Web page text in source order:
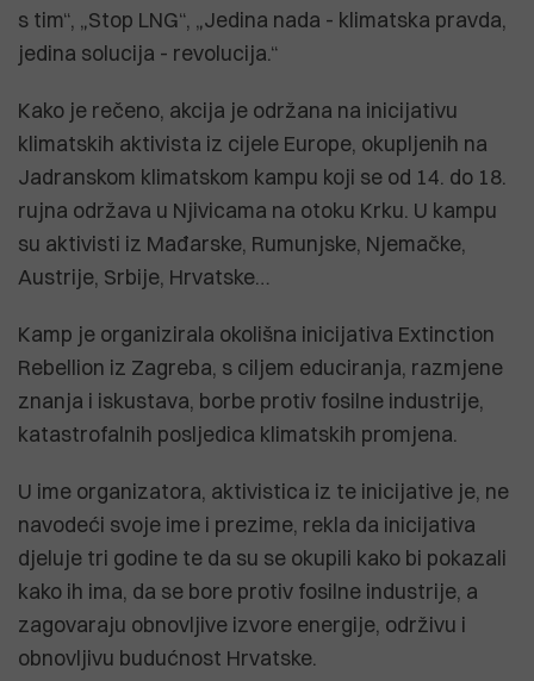
s tim“, „Stop LNG“, „Jedina nada - klimatska pravda,
jedina solucija - revolucija.“
Kako je rečeno, akcija je održana na inicijativu
klimatskih aktivista iz cijele Europe, okupljenih na
Jadranskom klimatskom kampu koji se od 14. do 18.
rujna održava u Njivicama na otoku Krku. U kampu
su aktivisti iz Mađarske, Rumunjske, Njemačke,
Austrije, Srbije, Hrvatske…
Kamp je organizirala okolišna inicijativa Extinction
Rebellion iz Zagreba, s ciljem educiranja, razmjene
znanja i iskustava, borbe protiv fosilne industrije,
katastrofalnih posljedica klimatskih promjena.
U ime organizatora, aktivistica iz te inicijative je, ne
navodeći svoje ime i prezime, rekla da inicijativa
djeluje tri godine te da su se okupili kako bi pokazali
kako ih ima, da se bore protiv fosilne industrije, a
zagovaraju obnovljive izvore energije, održivu i
obnovljivu budućnost Hrvatske.